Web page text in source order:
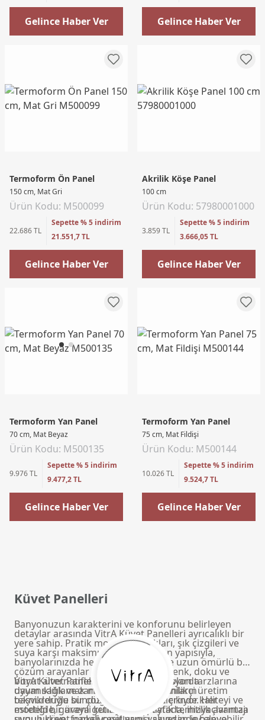
Gelince Haber Ver Gelince Haber Ver
Termoform Ön Panel
150 cm, Mat Gri
Ürün Kodu: M500099
22.686 TL
Sepette % 5 indirim
21.551,7 TL
Gelince Haber Ver
Akrilik Köşe Panel
100 cm
Ürün Kodu: 57980001000
3.859 TL
Sepette % 5 indirim
3.666,05 TL
Gelince Haber Ver
Termoform Yan Panel
70 cm, Mat Beyaz
Ürün Kodu: M500135
9.976 TL
Sepette % 5 indirim
9.477,2 TL
Gelince Haber Ver
Termoform Yan Panel
75 cm, Mat Fildişi
Ürün Kodu: M500144
10.026 TL
Sepette % 5 indirim
9.524,7 TL
Gelince Haber Ver
Küvet Panelleri
Banyonuzun karakterini ve konforunu belirleyen
detaylar arasında VitrA Küvet Panelleri ayrıcalıklı bir
yere sahip. Pratik montaj olanakları, şık çizgileri ve
suya karşı maksimum direnç sunan yapısıyla,
banyolarınızda hem güvenli hem de uzun ömürlü bir
çözüm arayanlar için ideal. Zengin renk, doku ve
boyut alternatifleriyle farklı dekorasyon tarzlarına
uyum sağlamak mümkün. VitrA, yenilikçi üretim
teknikleriyle sunduğu küvet panellerinde kaliteyi ve
estetiği bir araya getiriyor. Bu sayfada, ihtiyaçlarınıza
VitrA Küvet Panelleri; modern banyolarda
dayanıklılık ve zarif görünüm arayanların
başvurduğu bir çözüm olarak öne çıkıyor. Her
modelde, güvenli kullanım ve pratik temizlik avantajı